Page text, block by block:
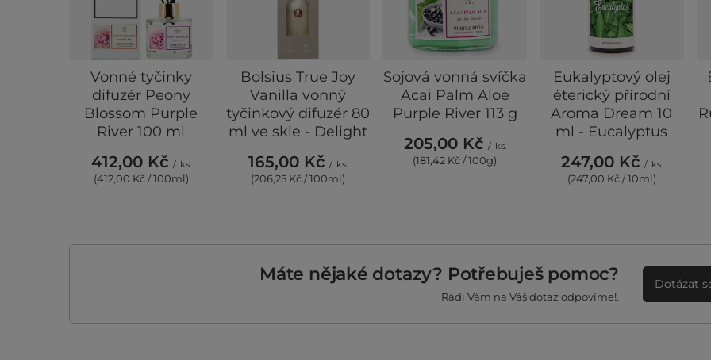
Vonné tyčinky
difuzér Peony
Blossom Purple
River 100 ml
412,00 Kč / ks.
(412,00 Kč / 100ml)
Bolsius True Joy
Vanilla vonný
tyčinkový difuzér 80
ml ve skle - Delight
165,00 Kč / ks.
(206,25 Kč / 100ml)
Sojová vonná svíčka
Acai Palm Aloe
Purple River 113 g
205,00 Kč / ks.
(181,42 Kč / 100g)
Eukalyptový olej
éterický přírodní
Aroma Dream 10
ml - Eucalyptus
247,00 Kč / ks.
(247,00 Kč / 10ml)
Máte nějaké dotazy? Potřebuješ pomoc?
Rádi Vám na Váš dotaz odpovíme!.
Dotázat